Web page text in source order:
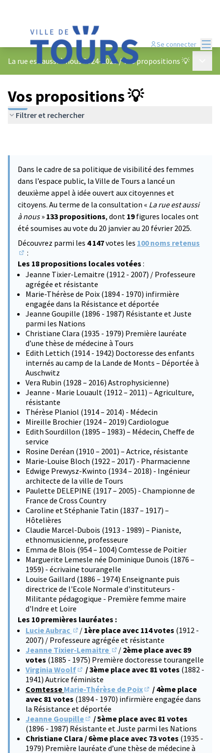
Se connecter
La rue est aussi à nous 2024-2025 /Vos propositions 💡
Vos propositions 💡
Filtrer et rechercher
Dans le cadre de sa politique de visibilité des femmes
dans l’espace public, la Ville de Tours a lancé un
deuxième appel à idée ouvert aux citoyennes et
citoyens. Au terme de la consultation « La rue est aussi
à nous» 133 propositions, dont 19figures locales ont
été soumises au vote du 20 janvier au 20 février 2025.
Découvrez parmi les 4 147votes les 100 noms retenus
(S'ouvre dans un nouvel onglet)
:
Les 18 propositions locales votées :
Jeanne Tixier-Lemaitre (1912 - 2007) / Professeure
agrégée et résistante
Marie-Thérèse de Poix (1894 - 1970) infirmière
engagée dans la Résistance et déportée
Jeanne Goupille (1896 - 1987) Résistante et Juste
parmi les Nations
Christiane Clara (1935 - 1979) Première lauréate
d’une thèse de médecine à Tours
Edith Lettich (1914 - 1942) Doctoresse des enfants
internés au camp de la Lande de Monts – Déportée à
Auschwitz
Vera Rubin (1928 – 2016) Astrophysicienne)
Jeanne - Marie Louault (1912 – 2011) – Agriculture,
résistante
Thérèse Planiol (1914 – 2014) - Médecin
Mireille Brochier (1924 – 2019) Cardiologue
Edith Sourdillon (1895 – 1983) – Médecin, Cheffe de
service
Rosine Deréan (1910 – 2001) – Actrice, résistante
Marie-Louise Bloch (1922 – 2017) - Pharmacienne
Edwige Prewysz-Kwinto (1934 – 2018) - Ingénieur
architecte de la ville de Tours
Paulette DELEPINE (1917 – 2005) - Championne de
France de Cross Country
Caroline et Stéphanie Tatin (1837 – 1917) –
Hôtelières
Claudie Marcel-Dubois (1913 - 1989) – Pianiste,
ethnomusicienne, professeure
Emma de Blois (954 – 1004) Comtesse de Poitier
Marguerite Lemesle née Dominique Dunois (1876 –
1959) - écrivaine tourangelle
Louise Gaillard (1886 – 1974) Enseignante puis
directrice de l'Ecole Normale d'instituteurs -
Militante pédagogique - Première femme maire
d'Indre et Loire
Les 10 premières lauréates :
Lucie Aubrac
(S'ouvre dans un nouvel onglet)
/ 1ère place avec 114 votes (1912 -
2007) / Professeure agrégée et résistante
Jeanne Tixier-Lemaitre
(S'ouvre dans un nouvel onglet)
/ 2ème place avec 89
votes (1885 - 1975) Première doctoresse tourangelle
Virginia Woolf
(S'ouvre dans un nouvel onglet)
/ 3ème place avec 81 votes (1882 -
1941) Autrice féministe
Comtesse Marie-Thérèse de Poix
(S'ouvre dans un
/ 4ème place
avec 81 votes (1894 - 1970) infirmière engagée dans
la Résistance et déportée
Jeanne Goupille
(S'ouvre dans un nouvel onglet)
/ 5ème place avec 81 votes
(1896 - 1987) Résistante et Juste parmi les Nations
Christiane Clara / 6ème place avec 73 votes (1935 -
1979) Première lauréate d’une thèse de médecine à